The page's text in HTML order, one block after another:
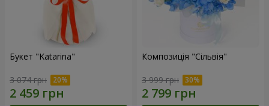
Букет "Katarina"
3 074 грн
Композиція "Сільвія"
3 999 грн